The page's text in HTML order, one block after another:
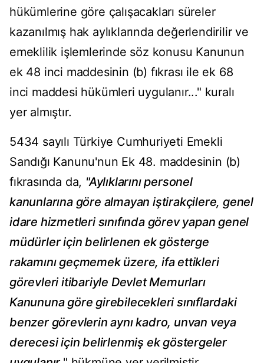
hükümlerine göre çalışacakları süreler
kazanılmış hak aylıklarında değerlendirilir ve
emeklilik işlemlerinde söz konusu Kanunun
ek 48 inci maddesinin (b) fıkrası ile ek 68
inci maddesi hükümleri uygulanır..." kuralı
yer almıştır.
5434 sayılı Türkiye Cumhuriyeti Emekli
Sandığı Kanunu'nun Ek 48. maddesinin (b)
fıkrasında da, "Aylıklarını personel
kanunlarına göre almayan iştirakçilere, genel
idare hizmetleri sınıfında görev yapan genel
müdürler için belirlenen ek gösterge
rakamını geçmemek üzere, ifa ettikleri
görevleri itibariyle Devlet Memurları
Kanununa göre girebilecekleri sınıflardaki
benzer görevlerin aynı kadro, unvan veya
derecesi için belirlenmiş ek göstergeler